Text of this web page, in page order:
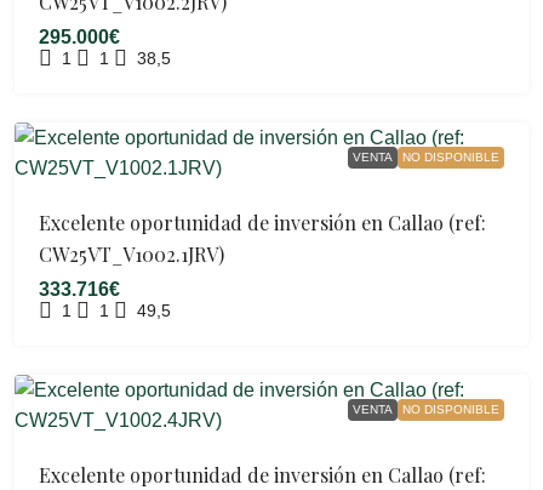
295.000€
1 1 38,5
VENTA NO DISPONIBLE
Excelente oportunidad de inversión en Callao (ref:
CW25VT_V1002.1JRV)
333.716€
1 1 49,5
VENTA NO DISPONIBLE
Excelente oportunidad de inversión en Callao (ref: